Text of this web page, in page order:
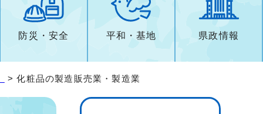
防災・安全 平和・基地 県政情報
> 化粧品の製造販売業・製造業